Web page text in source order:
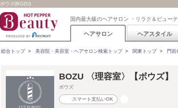
ボウズ(BOZU)
国内最大級のヘアサロン ・リラク＆ビュー
ヘアサロン ヘアスタイル
総合トップ> 美容院・美容室・ヘアサロン検索トップ> 関東トップ> 門前
BOZU 〈理容室〉【ボウズ】
ボウズ
スマート支払いOK